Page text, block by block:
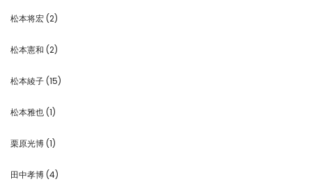
松本将宏 (2)
松本憲和 (2)
松本綾子 (15)
松本雅也 (1)
栗原光博 (1)
田中孝博 (4)